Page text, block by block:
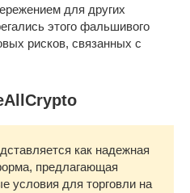
для других
этого фальшивого
рисков, связанных с
как надежная
предлагающая
условия для торговли на